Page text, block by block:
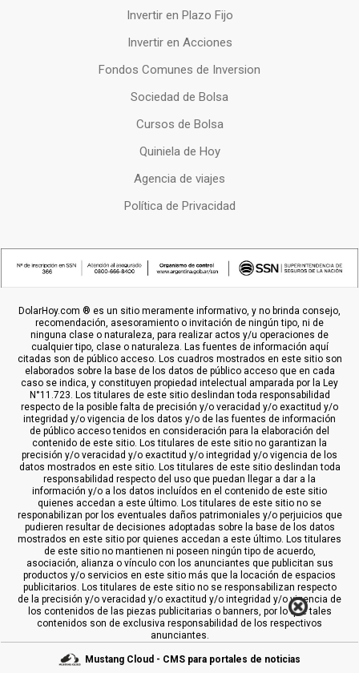
Invertir en Plazo Fijo
Invertir en Acciones
Fondos Comunes de Inversion
Sociedad de Bolsa
Cursos de Bolsa
Quiniela de Hoy
Agencia de viajes
Política de Privacidad
DolarHoy.com ® es un sitio meramente informativo, y no brinda consejo,
recomendación, asesoramiento o invitación de ningún tipo, ni de
ninguna clase o naturaleza, para realizar actos y/u operaciones de
cualquier tipo, clase o naturaleza. Las fuentes de información aquí
citadas son de público acceso. Los cuadros mostrados en este sitio son
elaborados sobre la base de los datos de público acceso que en cada
caso se indica, y constituyen propiedad intelectual amparada por la Ley
N°11.723. Los titulares de este sitio deslindan toda responsabilidad
respecto de la posible falta de precisión y/o veracidad y/o exactitud y/o
integridad y/o vigencia de los datos y/o de las fuentes de información
de público acceso tenidos en consideración para la elaboración del
contenido de este sitio. Los titulares de este sitio no garantizan la
precisión y/o veracidad y/o exactitud y/o integridad y/o vigencia de los
datos mostrados en este sitio. Los titulares de este sitio deslindan toda
responsabilidad respecto del uso que puedan llegar a dar a la
información y/o a los datos incluídos en el contenido de este sitio
quienes accedan a este último. Los titulares de este sitio no se
responabilizan por los eventuales daños patrimoniales y/o perjuicios que
pudieren resultar de decisiones adoptadas sobre la base de los datos
mostrados en este sitio por quienes accedan a este último. Los titulares
de este sitio no mantienen ni poseen ningún tipo de acuerdo,
asociación, alianza o vínculo con los anunciantes que publicitan sus
productos y/o servicios en este sitio más que la locación de espacios
publicitarios. Los titulares de este sitio no se responsabilizan respecto
de la precisión y/o veracidad y/o exactitud y/o integridad y/o vigencia de
los contenidos de las piezas publicitarias o banners, por lo que tales
contenidos son de exclusiva responsabilidad de los respectivos
anunciantes.
Mustang Cloud - CMS para portales de noticias